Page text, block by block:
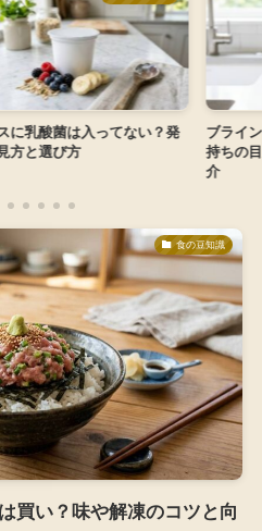
は入ってない？発
方
ブライン液での
持ちの目安と失
食の豆知識
買い？味や解凍のコツと向